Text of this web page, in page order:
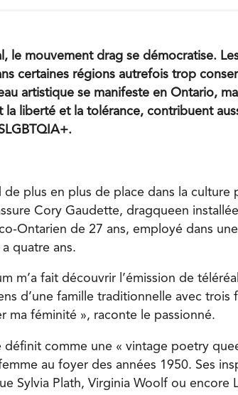
le mouvement drag se démocratise.
certaines régions autrefois trop
artistique se manifeste en Ontario,
la liberté et la tolérance, contribuent
de plus en plus de place dans la culture
Cory Gaudette, dragqueen
Ontarien de 27 ans, employé dans
quatre ans.
m’a fait découvrir l’émission de
d’une famille traditionnelle avec trois
ma féminité », raconte le passionné.
définit comme une « vintage poetry
au foyer des années 1950. Ses
Sylvia Plath, Virginia Woolf ou encore